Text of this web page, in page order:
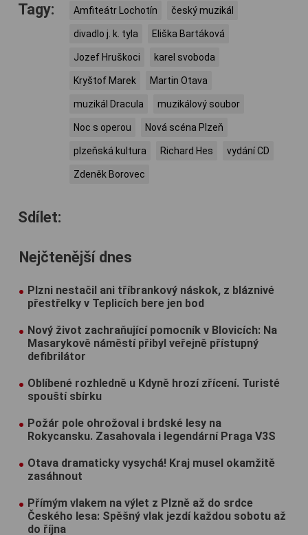
Tagy: Amfiteátr Lochotín český muzikál
divadlo j. k. tyla Eliška Bartáková
Jozef Hruškoci karel svoboda
Kryštof Marek Martin Otava
muzikál Dracula muzikálový soubor
Noc s operou Nová scéna Plzeň
plzeňská kultura Richard Hes vydání CD
Zdeněk Borovec
Sdílet:
Nejčtenější dnes
Plzni nestačil ani tříbrankový náskok, z bláznivé
přestřelky v Teplicích bere jen bod
Nový život zachraňující pomocník v Blovicích: Na
Masarykově náměstí přibyl veřejně přístupný
defibrilátor
Oblíbené rozhledně u Kdyně hrozí zřícení. Turisté
spouští sbírku
Požár pole ohrožoval i brdské lesy na
Rokycansku. Zasahovala i legendární Praga V3S
Otava dramaticky vysychá! Kraj musel okamžitě
zasáhnout
Přímým vlakem na výlet z Plzně až do srdce
Českého lesa: Spěšný vlak jezdí každou sobotu až
do října